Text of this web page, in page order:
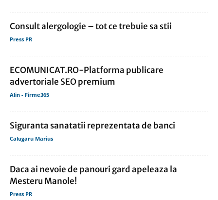
Consult alergologie – tot ce trebuie sa stii
Press PR
ECOMUNICAT.RO-Platforma publicare
advertoriale SEO premium
Alin - Firme365
Siguranta sanatatii reprezentata de banci
Calugaru Marius
Daca ai nevoie de panouri gard apeleaza la
Mesteru Manole!
Press PR